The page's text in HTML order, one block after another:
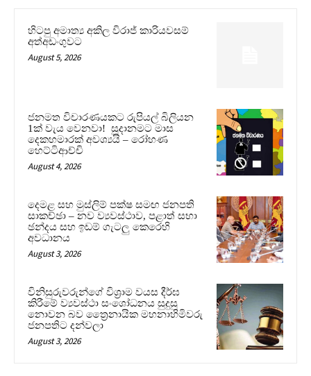
හිටපු අමාත්‍ය අකිල විරාජ් කාරියවසම්
අත්අඩංගුවට
August 5, 2026
ජනමත විචාරණයකට රුපියල් බිලියන
1ක් වැය වෙනවා! සූදානමට මාස
දෙකහමාරක් අවශ්‍යයි – රෝහණ
හෙට්ටිආච්චි
August 4, 2026
දෙමළ සහ මුස්ලිම් පක්ෂ සමඟ ජනපති
සාකච්ඡා – නව ව්‍යවස්ථාව, පළාත් සභා
ඡන්දය සහ ඉඩම් ගැටලු කෙරෙහි
අවධානය
August 3, 2026
විනිසුරුවරුන්ගේ විශ්‍රාම වයස දීර්ඝ
කිරීමේ ව්‍යවස්ථා සංශෝධනය සුදුසු
නොවන බව ත්‍රෛනායික මහනාහිමිවරු
ජනපතිට දන්වලා
August 3, 2026